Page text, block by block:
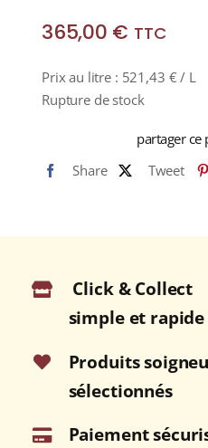
365,00 € TTC
Prix au litre : 521,43 € / L
Rupture de stock
partager ce
Share
Tweet
Click & Collect
simple et rapide
Produits
sélectionnés
Paiement